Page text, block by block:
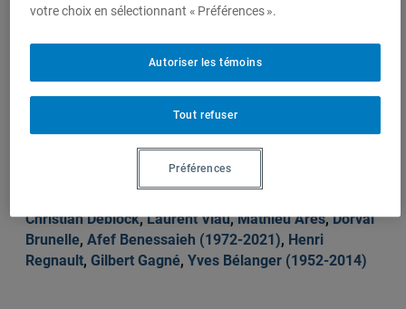
Sur le même sujet
L’ ALENA conjugué au passé, au présent
L'intégration régionale 3.0 et les défis de
Christian Deblock,Laurent Viau,Mathieu Arès,Dorval
Brunelle, Afef Benessaieh (1972-2021), Henri
Regnault, Gilbert Gagné, Yves Bélanger (1952-2014)
votre choix en sélectionnant « Préférences ».
Tout refuser
Autoriser les témoins
Préférences